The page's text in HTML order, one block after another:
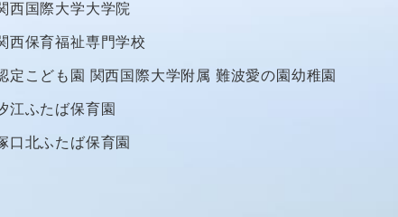
西国際大学大学院
西保育福祉専門学校
定こども園 関西国際大学附属 難波愛の園幼稚園
江ふたば保育園
口北ふたば保育園